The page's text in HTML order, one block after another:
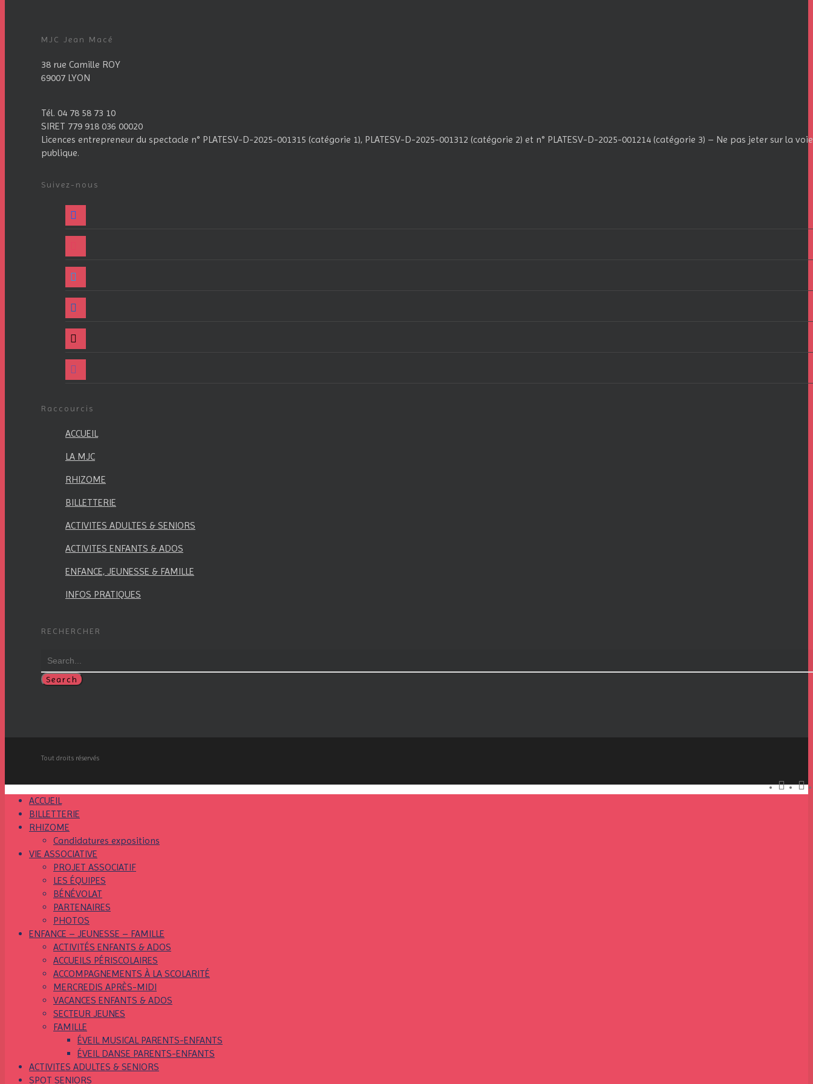
MJC Jean Macé
38 rue Camille ROY
69007 LYON
Tél. 04 78 58 73 10
SIRET 779 918 036 00020
Licences entrepreneur du spectacle n° PLATESV-D-2025-001315 (catégorie 1), PLATESV-D-2025-001312 (catégorie 2) et n° PLATESV-D-2025-001214 (catégorie 3) – Ne pas jeter sur la voie
publique.
Suivez-nous
facebook
instagram
twitter
linkedin
mail
viber
Raccourcis
ACCUEIL
LA MJC
RHIZOME
BILLETTERIE
ACTIVITES ADULTES & SENIORS
ACTIVITES ENFANTS & ADOS
ENFANCE, JEUNESSE & FAMILLE
INFOS PRATIQUES
RECHERCHER
Search
Tout droits réservés
ACCUEIL
BILLETTERIE
RHIZOME
Candidatures expositions
VIE ASSOCIATIVE
PROJET ASSOCIATIF
LES ÉQUIPES
BÉNÉVOLAT
PARTENAIRES
PHOTOS
ENFANCE – JEUNESSE – FAMILLE
ACTIVITÉS ENFANTS & ADOS
ACCUEILS PÉRISCOLAIRES
ACCOMPAGNEMENTS À LA SCOLARITÉ
MERCREDIS APRÈS-MIDI
VACANCES ENFANTS & ADOS
SECTEUR JEUNES
FAMILLE
ÉVEIL MUSICAL PARENTS-ENFANTS
ÉVEIL DANSE PARENTS-ENFANTS
ACTIVITES ADULTES & SENIORS
SPOT SENIORS